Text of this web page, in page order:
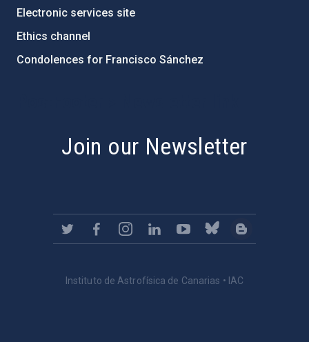
Electronic services site
Ethics channel
Condolences for Francisco Sánchez
Join our Newsletter
Instituto de Astrofísica de Canarias • IAC